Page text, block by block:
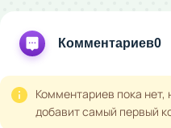
Комментариев0
Комментариев пока нет,
добавит самый первый